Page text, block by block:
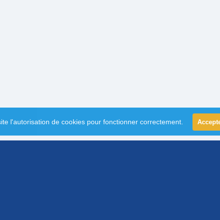
l'autorisation de cookies pour fonctionner correctement.